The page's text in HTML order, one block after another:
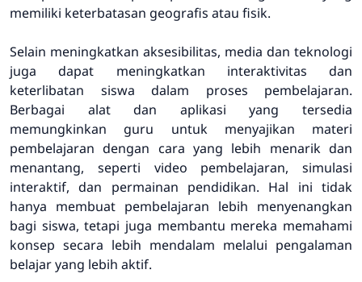
memiliki keterbatasan geografis atau fisik.
Selain meningkatkan aksesibilitas, media dan teknologi
juga dapat meningkatkan interaktivitas dan
keterlibatan siswa dalam proses pembelajaran.
Berbagai alat dan aplikasi yang tersedia
memungkinkan guru untuk menyajikan materi
pembelajaran dengan cara yang lebih menarik dan
menantang, seperti video pembelajaran, simulasi
interaktif, dan permainan pendidikan. Hal ini tidak
hanya membuat pembelajaran lebih menyenangkan
bagi siswa, tetapi juga membantu mereka memahami
konsep secara lebih mendalam melalui pengalaman
belajar yang lebih aktif.